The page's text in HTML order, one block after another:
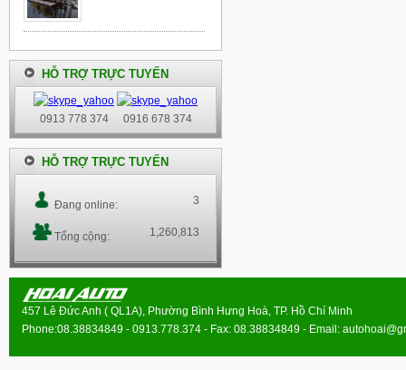
HỖ TRỢ TRỰC TUYẾN
0913 778 374 0916 678 374
HỖ TRỢ TRỰC TUYẾN
Đang online: 3
Tổng cộng: 1,260,813
457 Lê Đức Anh ( QL1A), Phường Bình Hưng Hoà, TP. Hồ Chí Minh
Phone:08.38834849 - 0913.778.374 - Fax: 08.38834849 - Email: